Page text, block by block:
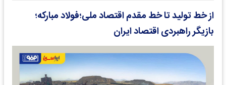
از خط تولید تا خط مقدم اقتصاد ملی؛فولاد مبارکه؛
بازیگر راهبردی اقتصاد ایران